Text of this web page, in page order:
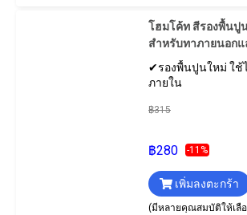
โฮมโค้ท สีรองพื้นปู
สำหรับทาภายนอก
✔รองพื้นปูนใหม่ ใช้
ภายใน
฿315
฿280 -11%
เพิ่มลงตะกร้า
(มีหลายคุณสมบัติให้เลื